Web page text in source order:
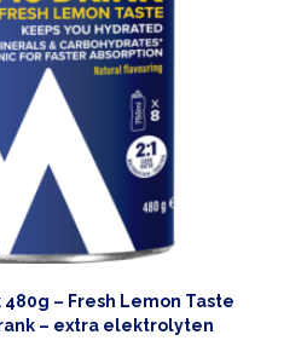
480g – Fresh Lemon Taste
– extra elektrolyten